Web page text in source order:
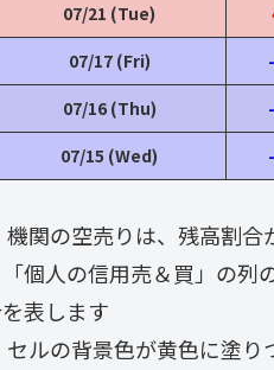
07/21 (Tue)
07/17 (Fri)
07/16 (Thu)
07/15 (Wed)
機関の空売りは、残高割
個人の信用売＆買」の列
表します
セルの背景色が黄色に塗